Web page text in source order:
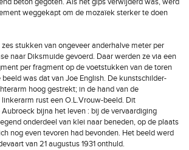
weggekapt om de mozaïek sterker te doen
stukken van ongeveer anderhalve meter per
naar Diksmuide gevoerd. Daar werden ze via een
per fragment op de voetstukken van de toren
was dat van Joe English. De kunstschilder-
hoog gestrekt; in de hand van de
rust een O.L.Vrouw-beeld. Dit
bijna het leven : bij de vervaardiging
onderdeel van klei naar beneden, op de plaats
nog even tevoren had bevonden. Het beeld werd
van 21 augustus 1931 onthuld.